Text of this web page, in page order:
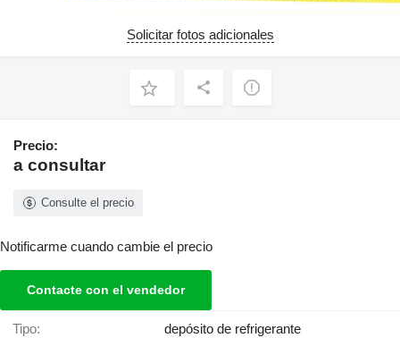
Solicitar fotos adicionales
Precio:
a consultar
Consulte el precio
Notificarme cuando cambie el precio
Contacte con el vendedor
Tipo: depósito de refrigerante